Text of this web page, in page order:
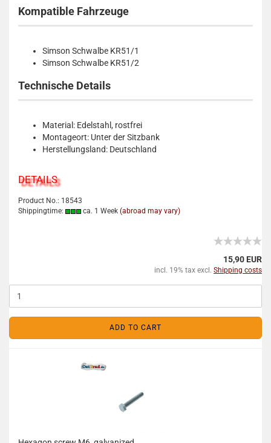
Kompatible Fahrzeuge
Simson Schwalbe KR51/1
Simson Schwalbe KR51/2
Technische Details
Material: Edelstahl, rostfrei
Montageort: Unter der Sitzbank
Herstellungsland: Deutschland
DETAILS
Product No.: 18543
Shippingtime:
ca. 1 Week (abroad may vary)
15,90 EUR
incl. 19% tax excl. Shipping costs
ADD TO CART